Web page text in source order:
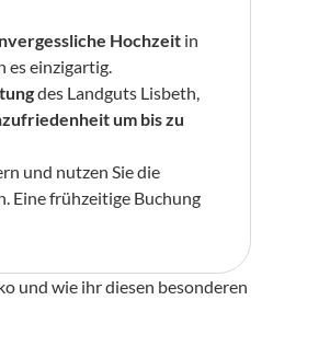
Hochzeit in
es einzigartig.
des Landguts Lisbeth,
um bis zu
und wie ihr diesen besonderen